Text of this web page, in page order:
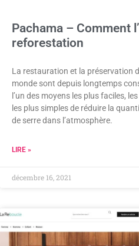
Pachama – Comment
reforestation
La restauration et la préservation
monde sont depuis longtemps
l’un des moyens les plus faciles,
les plus simples de réduire la
de serre dans l’atmosphère.
LIRE »
décembre 16, 2021